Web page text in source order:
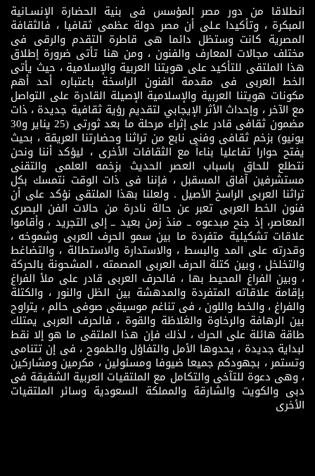
انطلاقا من دور مصر المؤسس فى بنية الحضارة الإنسـانية
المبكرة ، وتأكيدا عـلى أن مصر دولة عظمى ثقافيا ، فالثقافة
المصرية كانت وستظل دائما هى قاطرة التقدم والرقى فى
مختلف مجالات المعارف والفنون ، ومن هنا تأتى ضرورة إطلاق
هذا الملتقى للتأكيد على هويتنا العربية والإسلامية ، حيث يأتى
الخط العربى فى مقدمة الفنون الراسخة باعتباره أحد أهم
مكونات هويتنا العربية والإسلامية الإصيلة القادرة على التواصل
مع الآخر ، وإحداث الأثر الإيجابي لتقديم رؤية ثقافية جديدة ، ذات
مضمون ثقافى قادر على إثراء مرحلة ما بعد ثورتى (25 يناير و30
يونيو) بزخم ثقافى وفنى نابع من تراثنا وحضارتنا العريقة ، بحيث
يفتح حوارا تفاعليا بناءاً مع الثقافات الأخرى ، ليؤكد أننا ونحن
نتطلع للحاق باسباب العصر الحديث بزخمه العلمى والتقنى
مستشرفين آفاق المسقبل ، فإننا فى ذات الوقت نتمسك بكل
تراثنا العربى الراسخ الأصيل . ولعلنا بهذا الملتقى نؤكد على أن
فنون الخط العربى تعبر عن حالة نادرة من حالات الفن البصرى
المعاصر، إذ جنح مبدعوه ــ منذ زمن بعيد ــ إلى التجريد ، وأقاموا
علاقات تشكيلية متفردة ما بين سمو الحرف العربى وشموخه ،
وقدرته على المد والبسط ، والاستدارة والاستطالة ، والتضاغط
والتخلخل ، وبين كتلة الحرف العربى المصمته ، المشحونة بالحركة
، وبين الفراغ المحيط بها ، فالحرف العربى قادر على ملأ الفراغ
بإقامة علاقاته المتفردة والمدهشة بين الظل والنور ، والكتلة
والفراغ ، والخط واللون ، فى تناغم موسيقى صوفى حالم ، يتراوح
بين الرهافة والرخاوة والغلاظة والقوة ، فالحرف العربى يمتلك
طاقة هائلة على الحرك ، لذلك فإن هذا الملتقى ما هو إلا نقط
لبداية جديدة ، يحدوها الأمل والتفاؤل والطموح ، فى إن تتنامى
وتستمر ، بجهودكم جميعا ضيوفا ومسئولين ، مكرمين ومشاركين
، وهى دعوة للتآخى والتكامل مع الملتقيات العربية الشقيقة فى
دبى والكويت والشارقة والمملكة السعودية وسائر الملتقيات
الأخرى